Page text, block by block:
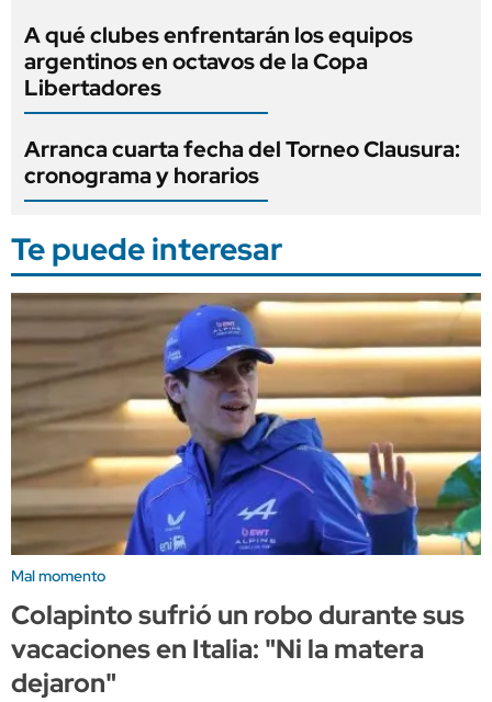
A qué clubes enfrentarán los equipos
argentinos en octavos de la Copa
Libertadores
Arranca cuarta fecha del Torneo Clausura:
cronograma y horarios
Te puede interesar
Mal momento
Colapinto sufrió un robo durante sus
vacaciones en Italia: "Ni la matera
dejaron"